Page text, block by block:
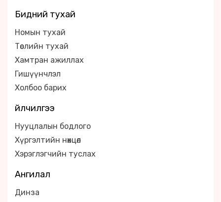
Бидний тухай
Номын тухай
Төслийн тухай
Хамтран ажиллах
Гишүүнчлэл
Холбоо барих
Үйлчилгээ
Нууцлалын бодлого
Хүргэлтийн нөхцөл
Хэрэглэгчийн туслах
Ангилал
Динза